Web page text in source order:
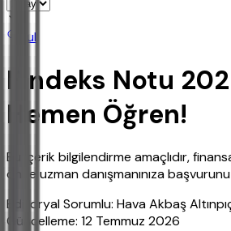
Bul
Findeks Notu
Hemen Öğren!
Bu içerik bilgilendirme amaçlıdır,
önce uzman danışmanınıza
Editoryal Sorumlu: Hava Akbaş
Güncelleme: 12 Temmuz 2026